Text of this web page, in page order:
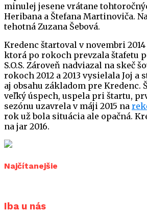
minulej jesene vrátane
Heribana a Štefana Martinoviča.
tehotná Zuzana Šebová.
Kredenc štartoval v novembri
ktorá po rokoch prevzala štafetu
S.O.S. Zároveň nadviazal na skeč
rokoch 2012 a 2013 vysielala Joj a
aj obsahu základom pre Kredenc.
veľký úspech, uspela pri štartu,
sezónu uzavrela v máji 2015 na
rok už bola situácia ale opačná.
na jar 2016.
Najčítanejšie
Iba u nás